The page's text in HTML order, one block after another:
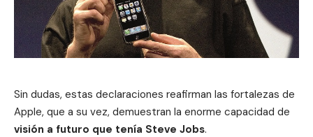
Sin dudas, estas declaraciones reafirman las fortalezas de
Apple, que a su vez, demuestran la enorme capacidad de
visión a futuro que tenía Steve Jobs.